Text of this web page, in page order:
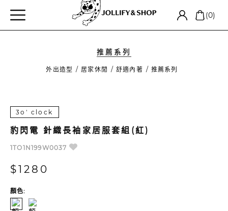
(0)
推薦系列
外出造型 居家休閒 舒適內著 推薦系列
3o' clock
豹閃電 針織長袖家居服套組(紅)
1TO1N199W0037
$1280
顏色: